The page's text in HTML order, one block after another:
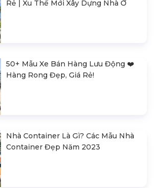
Rẻ | Xu Thế Mới Xây Dựng Nhà Ở
50+ Mẫu Xe Bán Hàng Lưu Động ❤️️
Hàng Rong Đẹp, Giá Rẻ!
Nhà Container Là Gì? Các Mẫu Nhà
Container Đẹp Năm 2023